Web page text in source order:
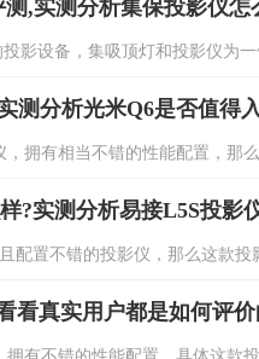
,实测分析集保投影仪怎
影设备，集吸顶灯和投影仪为
测分析光米Q6是否值得
，拥有相当不错的性能配置，那
?实测分析易接L5S投影
配置不错的投影仪，那么这款
看真实用户都是如何评